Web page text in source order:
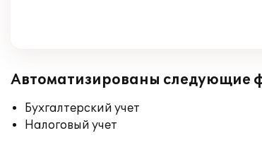
Автоматизированы следующие
Бухгалтерский учет
Налоговый учет